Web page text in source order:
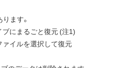
ます。
ブにまるごと復元 (注1)
ァイルを選択して復元